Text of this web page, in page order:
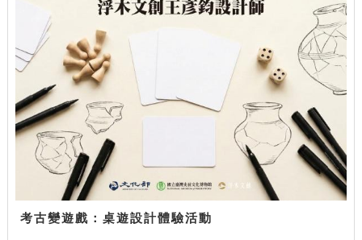
考古變遊戲：桌遊設計體驗活動